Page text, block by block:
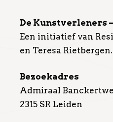
De Kunstverleners –
Een initiatief van
en Teresa Rietbergen.
Bezoekadres
Admiraal
2315 SR Leiden